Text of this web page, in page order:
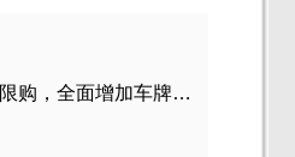
重磅！发改委拟放开汽车限购，全面增加车牌指标